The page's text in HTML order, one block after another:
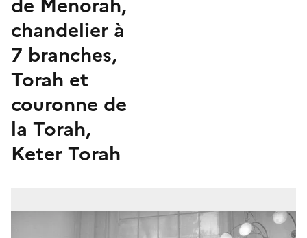
chandelier à
7 branches,
Torah et
couronne de
la Torah,
Keter Torah